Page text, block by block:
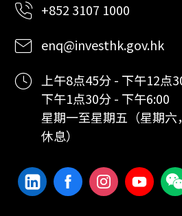
+852 3107 1000
enq@investhk.gov.hk
上午8点45分 - 下午12点
下午1点30分 - 下午6:00
星期一至星期五（星期
休息）